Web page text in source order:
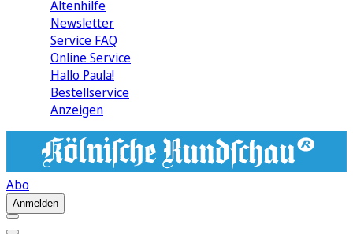
Altenhilfe
Newsletter
Service FAQ
Online Service
Hallo Paula!
Bestellservice
Anzeigen
Abo
Anmelden